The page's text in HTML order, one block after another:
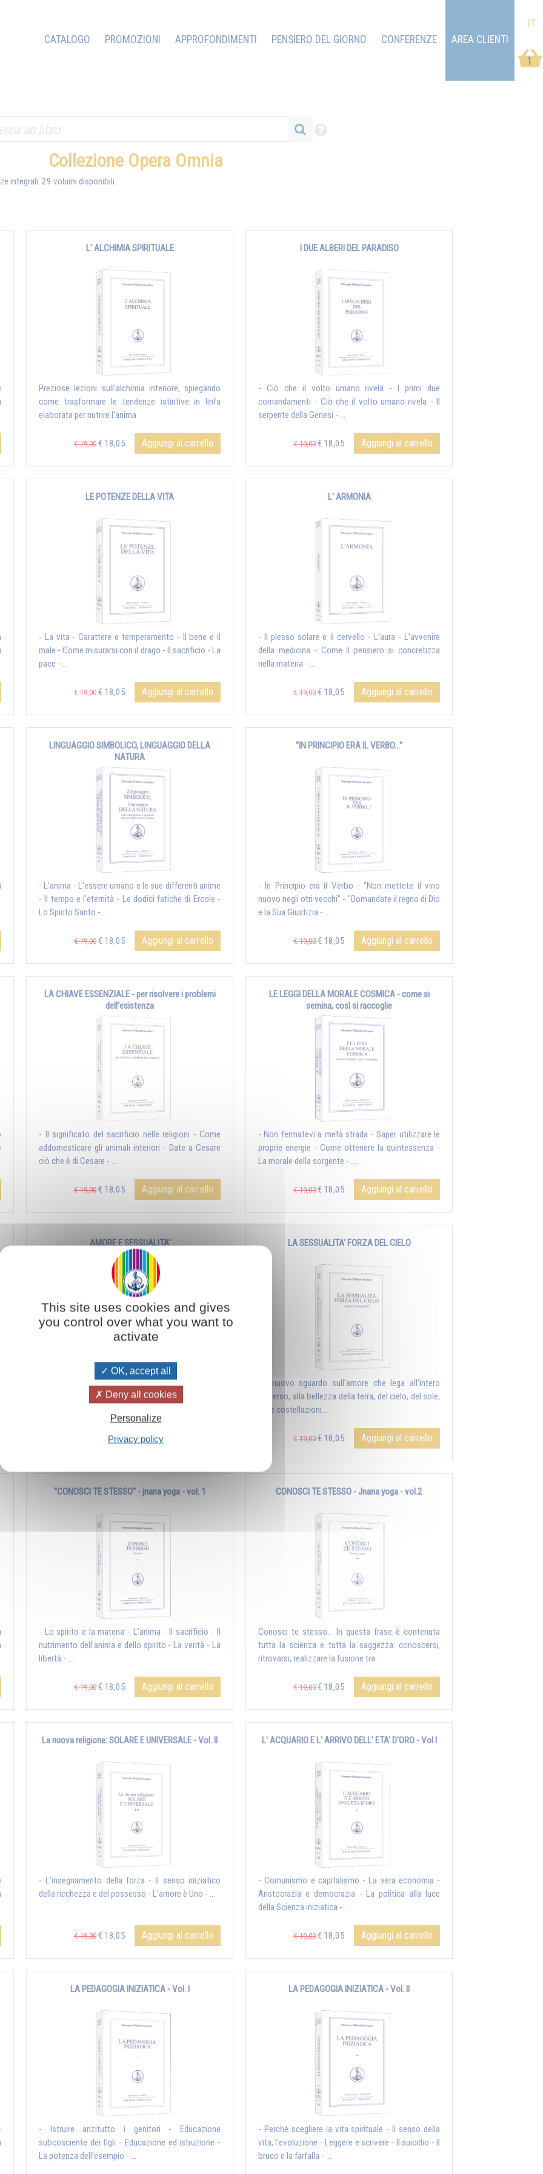
CATALOGO PROMOZIONI APPROFONDIMENTI PENSIERO DEL GIORNO
CONFERENZE
1
AREA CLIENTI
IT
Collezione Opera Omnia
integrali. 29 volumi disponibili.
L' ALCHIMIA SPIRITUALE
Preziose lezioni sull'alchimia interiore, spiegando
come trasformare le tendenze istintive in linfa
elaborata per nutrire l'anima
€ 19,00 € 18,05 Aggiungi al carrello
I DUE ALBERI DEL PARADISO
- Ciò che il volto umano rivela - I primi due
comandamenti - Ciò che il volto umano rivela - Il
serpente della Genesi - ...
€ 19,00 € 18,05 Aggiungi al carrello
LE POTENZE DELLA VITA
- La vita - Carattere e temperamento - Il bene e il
male - Come misurarsi con il drago - Il sacrificio - La
pace - ...
€ 19,00 € 18,05 Aggiungi al carrello
L' ARMONIA
- Il plesso solare e il cervello - L’aura - L'avvenire
della medicina - Come il pensiero si concretizza
nella materia - ...
€ 19,00 € 18,05 Aggiungi al carrello
LINGUAGGIO SIMBOLICO, LINGUAGGIO DELLA
NATURA
- L'anima - L'essere umano e le sue differenti anime
- Il tempo e l'eternità - Le dodici fatiche di Ercole -
Lo Spirito Santo - ...
€ 19,00 € 18,05 Aggiungi al carrello
"IN PRINCIPIO ERA IL VERBO..."
- In Principio era il Verbo - "Non mettete il vino
nuovo negli otri vecchi" - "Domandate il regno di Dio
e la Sua Giustizia - ...
€ 19,00 € 18,05 Aggiungi al carrello
LA CHIAVE ESSENZIALE - per risolvere i problemi
dell'esistenza
- Il significato del sacrificio nelle religioni - Come
addomesticare gli animali interiori - Date a Cesare
ciò che è di Cesare - ...
€ 19,00 € 18,05 Aggiungi al carrello
LE LEGGI DELLA MORALE COSMICA - come si
semina, così si raccoglie
- Non fermatevi a metà strada - Saper utilizzare le
proprie energie - Come ottenere la quintessenza -
La morale della sorgente - ...
€ 19,00 € 18,05 Aggiungi al carrello
AMORE E SESSUALITA'
Una guida illuminante per comprendere e coltivare la
vera essenza dell'amore nelle sue molteplici
€ 18,05 Aggiungi al carrello
LA SESSUALITA' FORZA DEL CIELO
Un nuovo sguardo sull'amore che lega all'intero
universo, alla bellezza della terra, del cielo, del sole,
delle costellazioni...
€ 19,00 € 18,05 Aggiungi al carrello
"CONOSCI TE STESSO" - jnana yoga - vol. 1
- Lo spirito e la materia - L’anima - Il sacrificio - Il
nutrimento dell’anima e dello spirito - La verità - La
libertà - ...
€ 19,00 € 18,05 Aggiungi al carrello
CONOSCI TE STESSO - Jnana yoga - vol.2
Conosci te stesso... In questa frase è contenuta
tutta la scienza e tutta la saggezza: conoscersi,
ritrovarsi, realizzare la fusione tra...
€ 19,00 € 18,05 Aggiungi al carrello
La nuova religione: SOLARE E UNIVERSALE - Vol. II
- L’insegnamento della forza - Il senso iniziatico
della ricchezza e del possesso - L’amore è Uno - ...
€ 19,00 € 18,05 Aggiungi al carrello
L' ACQUARIO E L' ARRIVO DELL' ETA' D'ORO - Vol I
- Comunismo e capitalismo - La vera economia -
Aristocrazia e democrazia - La politica alla luce
della Scienza iniziatica - ...
€ 19,00 € 18,05 Aggiungi al carrello
LA PEDAGOGIA INIZIATICA - Vol. I
- Istruire anzitutto i genitori - Educazione
subcosciente dei figli - Educazione ed istruzione -
La potenza dell’esempio - ...
LA PEDAGOGIA INIZIATICA - Vol. II
- Perché scegliere la vita spirituale - Il senso della
vita, l’evoluzione - Leggere e scrivere - Il suicidio - Il
bruco e la farfalla - ...
This site uses cookies and gives
you control over what you want to
activate
OK, accept all
Deny all cookies
Personalize
Privacy policy